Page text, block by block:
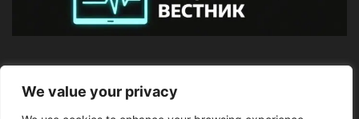
We value your privacy